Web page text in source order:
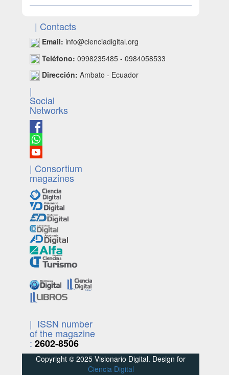
| Contacts
Email: info@cienciadigital.org
Teléfono: 0998235485 - 0984058533
Dirección: Ambato - Ecuador
|
Social
Networks
| Consortium
magazines
| ISSN number
of the magazine
: 2602-8506
Copyright © 2025 Visionario Digital. Design for
Ciencia Digital